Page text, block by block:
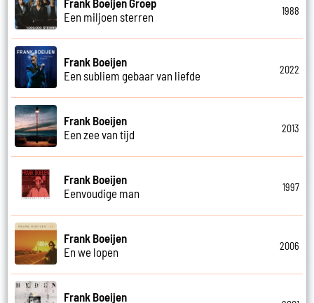
Een miljoen sterren
1988
Frank Boeijen
Een subliem gebaar van liefde
2022
Frank Boeijen
Een zee van tijd
2013
Frank Boeijen
Eenvoudige man
1997
Frank Boeijen
En we lopen
2006
Frank Boeijen